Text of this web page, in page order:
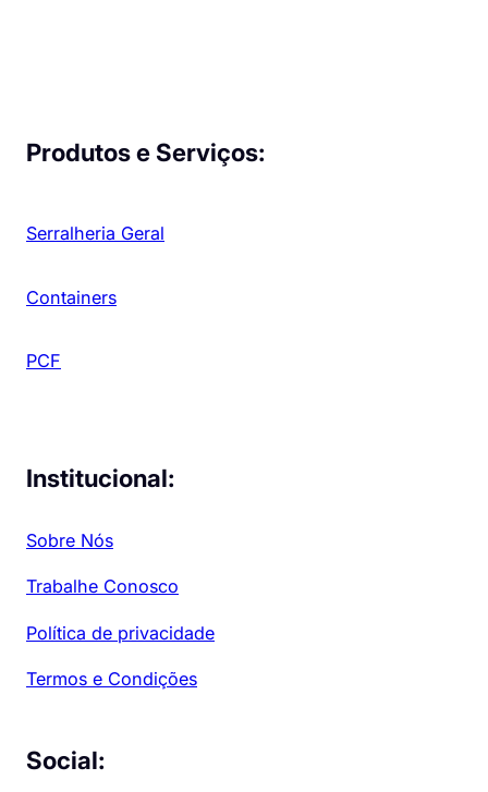
Produtos e Serviços:
Serralheria Geral
Containers
PCF
Institucional:
Sobre Nós
Trabalhe Conosco
Política de privacidade
Termos e Condições
Social: